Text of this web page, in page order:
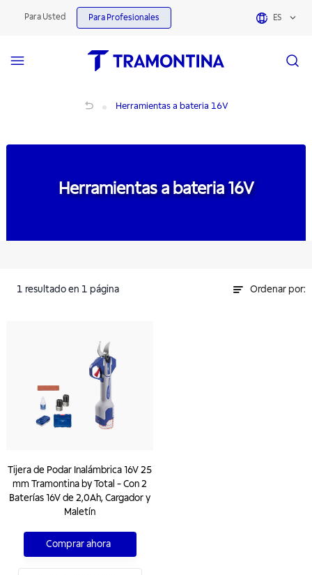
Para Usted Para Profesionales ES
Herramientas a bateria 16V
Herramientas a bateria 16V
1 resultado en 1 página Ordenar por:
Tijera de Podar Inalámbrica 16V 25
mm Tramontina by Total - Con 2
Baterías 16V de 2,0Ah, Cargador y
Maletín
Comprar ahora
Herramientas a bateria 16V | Tramontina